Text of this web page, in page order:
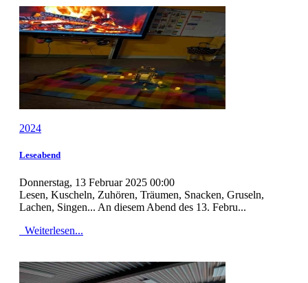
2024
Leseabend
Donnerstag, 13 Februar 2025 00:00
Lesen, Kuscheln, Zuhören, Träumen, Snacken, Gruseln,
Lachen, Singen... An diesem Abend des 13. Febru...
Weiterlesen...